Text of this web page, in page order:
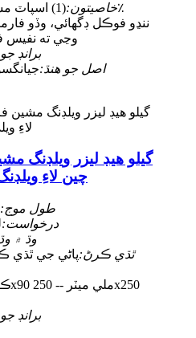
خاصيتون:(1) اسپاٽ مستقل مزاجي > 90٪
وڃي ته نفيس
برانڊ
اصل جو هنڌ:
گيلو هيڊ ليزر ويلڊنگ
چين لاءِ
طول موج:
درخواست:
وڌ ۾
ٿڌي ڪرڻ:پاڻي جي ٿڌي
برانڊ